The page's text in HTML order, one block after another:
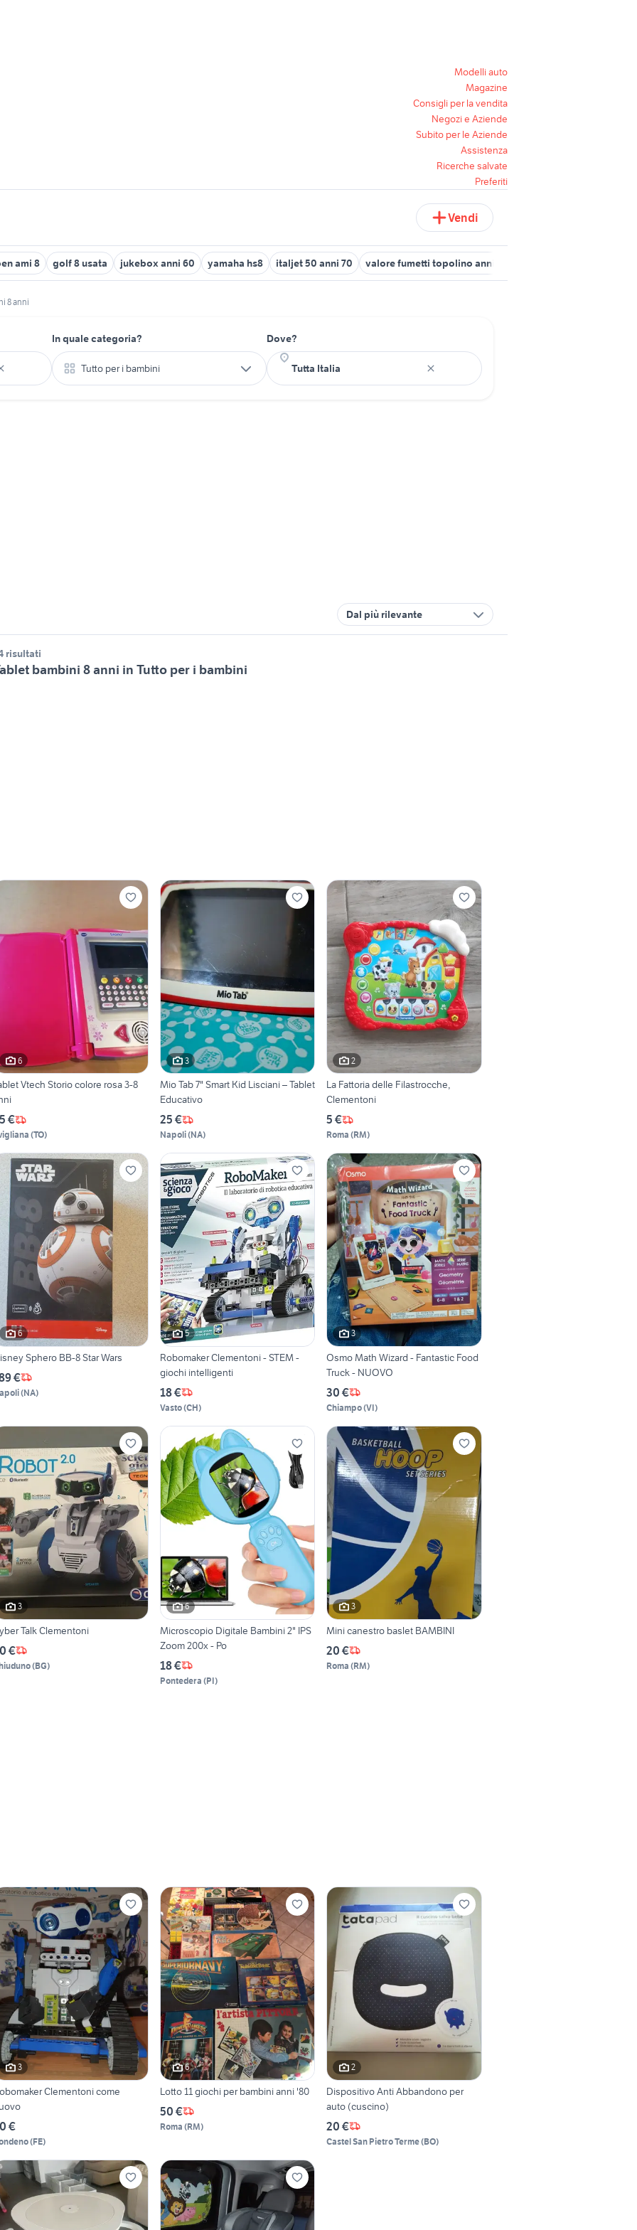
Modelli auto
Magazine
Consigli per la vendita
Negozi e Aziende
Subito per le Aziende
Assistenza
Ricerche salvate
Preferiti
Vendi
ami 8 golf 8 usata jukebox anni 60 yamaha hs8 italjet 50 anni 70 valore fumetti topolino anni 70
8 anni
In quale categoria?
Tutto per i bambini
Dove?
Dal più rilevante
risultati
bambini 8 anni in Tutto per i bambini
6
Vtech Storio colore rosa 3-8
€
(TO)
3
Mio Tab 7" Smart Kid Lisciani – Tablet
Educativo
25 €
Napoli(NA)
2
La Fattoria delle Filastrocche,
Clementoni
5 €
Roma (RM)
6
Disney Sphero BB-8 Star Wars
€
(NA)
5
Robomaker Clementoni - STEM -
giochi intelligenti
18 €
Vasto(CH)
3
Osmo Math Wizard - Fantastic Food
Truck - NUOVO
30 €
Chiampo(VI)
3
Talk Clementoni
€
(BG)
6
Microscopio Digitale Bambini 2" IPS
Zoom 200x - Po
18 €
Pontedera (PI)
3
Mini canestro baslet BAMBINI
20 €
Roma (RM)
3
Clementoni come
€
(FE)
6
Lotto 11 giochi per bambini anni '80
50 €
Roma (RM)
2
Dispositivo Anti Abbandono per
auto (cuscino)
20 €
Castel San Pietro Terme(BO)